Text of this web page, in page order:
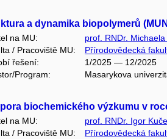
a dynamika biopolymerů
na MU:
prof. RNDr.
/ Pracoviště MU:
Přírodovědecká
řešení:
1/2025 — 12/2025
Program:
Masarykova
biochemického výzkumu v
na MU:
prof. RNDr. Igor
/ Pracoviště MU:
Přírodovědecká